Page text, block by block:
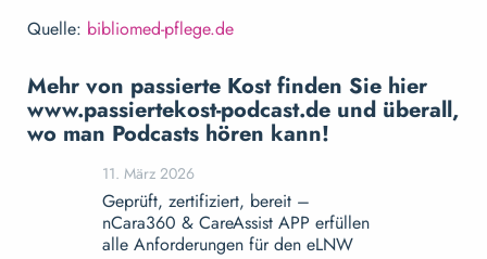
Quelle: bibliomed-pflege.de
Mehr von passierte Kost finden Sie hier
www.passiertekost-podcast.de und überall,
wo man Podcasts hören kann!
11. März 2026
Geprüft, zertifiziert, bereit –
nCara360 & CareAssist APP erfüllen
alle Anforderungen für den eLNW